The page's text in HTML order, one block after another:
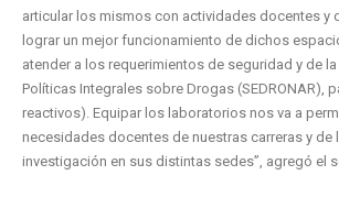
articular los mismos con actividades docentes y
lograr un mejor funcionamiento de dichos
atender a los requerimientos de seguridad y de
Políticas Integrales sobre Drogas (SEDRONAR),
reactivos). Equipar los laboratorios nos va a
necesidades docentes de nuestras carreras y de
investigación en sus distintas sedes”, agregó el